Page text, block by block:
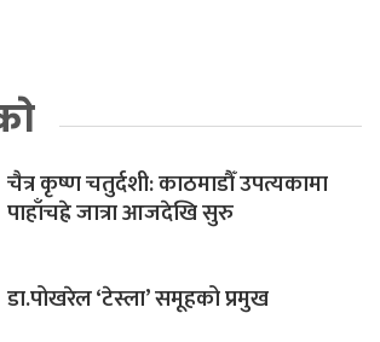
चैत्र कृष्ण चतुर्दशी: काठमाडौँ उपत्यकामा
पाहाँचह्रे जात्रा आजदेखि सुरु
डा.पोखरेल ‘टेस्ला’ समूहको प्रमुख